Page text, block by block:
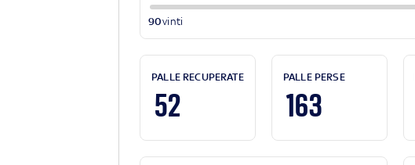
90vinti
PALLE RECUPERATE
52
PALLE PERSE
163